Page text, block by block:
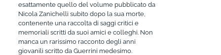
esattamente quello del volume pubblicato da
Nicola Zanichelli subito dopo la sua morte,
contenente una raccolta di saggi critici e
memoriali scritti da suoi amici e colleghi. Non
manca un rarissimo racconto degli anni
giovanili scritto da Guerrini medesimo.